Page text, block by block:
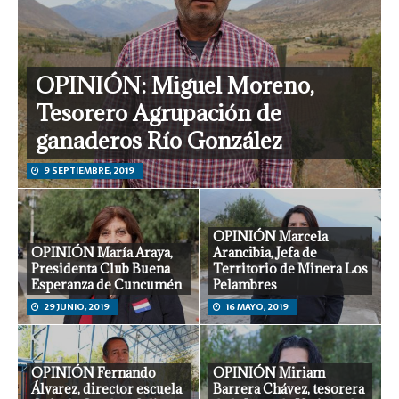
OPINIÓN: Miguel Moreno,
Tesorero Agrupación de
ganaderos Río González
9 SEPTIEMBRE, 2019
OPINIÓN María Araya,
Presidenta Club Buena
Esperanza de Cuncumén
29 JUNIO, 2019
OPINIÓN Marcela
Arancibia, Jefa de
Territorio de Minera Los
Pelambres
16 MAYO, 2019
OPINIÓN Fernando
Álvarez, director escuela
OPINIÓN Miriam
Barrera Chávez, tesorera